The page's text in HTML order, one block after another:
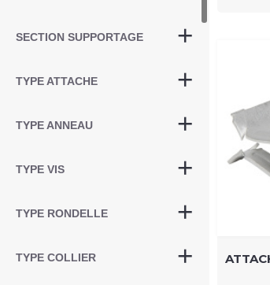
SECTION SUPPORTAGE
TYPE ATTACHE
TYPE ANNEAU
TYPE VIS
TYPE RONDELLE
TYPE COLLIER